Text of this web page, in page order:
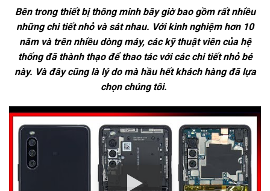
Bên trong thiết bị thông minh bây giờ bao gồm rất nhiều
những chi tiết nhỏ và sát nhau. Với kinh nghiệm hơn 10
năm và trên nhiều dòng máy, các kỹ thuật viên của hệ
thống đã thành thạo để thao tác với các chi tiết nhỏ bé
này. Và đây cũng là lý do mà hầu hết khách hàng đã lựa
chọn chúng tôi.